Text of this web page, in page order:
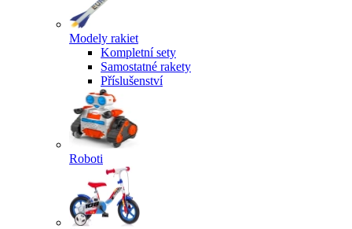
Modely rakiet
Kompletní sety
Samostatné rakety
Příslušenství
Roboti